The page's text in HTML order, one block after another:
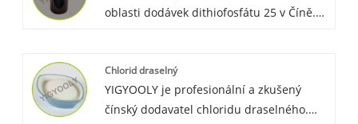
oblasti dodávek dithiofosfátu 25 v Číně.
konkurenceschopná.
Chlorid draselný
YIGYOOLY je profesionální a zkušený
čínský dodavatel chloridu draselného.